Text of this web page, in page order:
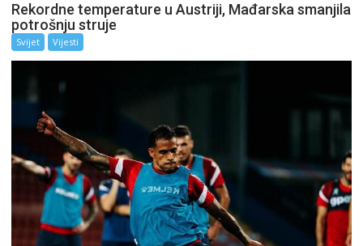
Rekordne temperature u Austriji, Mađarska smanjila
potrošnju struje
Svijet Vijesti